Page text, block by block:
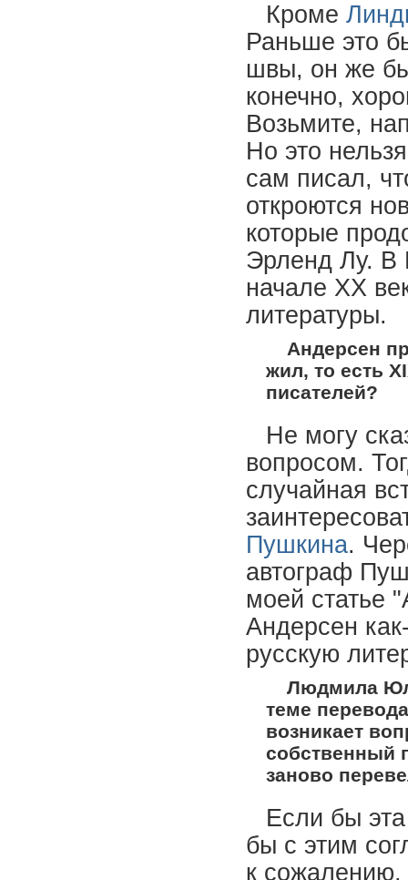
Кроме
Раньше это
швы, он же
конечно,
Возьмите,
Но это
сам писал,
откроются
которые
Эрленд Лу.
начале XX
литературы.
Андерсен
жил, то есть
писателей?
Не могу
вопросом.
случайная
Пушкина.
автограф
моей статье
Андерсен
русскую
Людмила
теме
возникает
собственный
заново
Если бы
бы с этим
к сожалению,